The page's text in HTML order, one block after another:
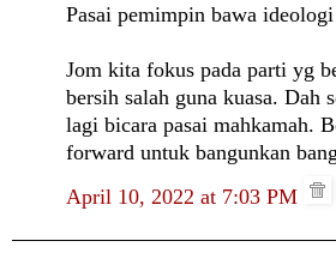
Pasai pemimpin bawa
Jom kita fokus pada parti yg
bersih salah guna kuasa. Dah
lagi bicara pasai mahkamah.
forward untuk bangunkan
April 10, 2022 at 7:03 PM